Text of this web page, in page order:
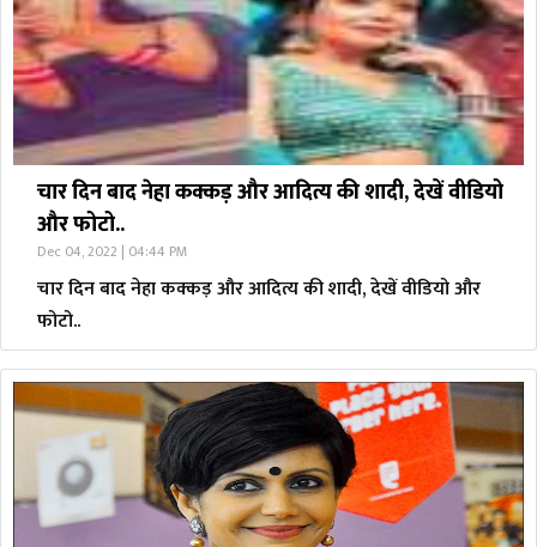
चार दिन बाद नेहा कक्कड़ और आदित्य की शादी, देखें वीडियो
और फोटो..
Dec 04, 2022 | 04:44 PM
चार दिन बाद नेहा कक्कड़ और आदित्य की शादी, देखें वीडियो और
फोटो..